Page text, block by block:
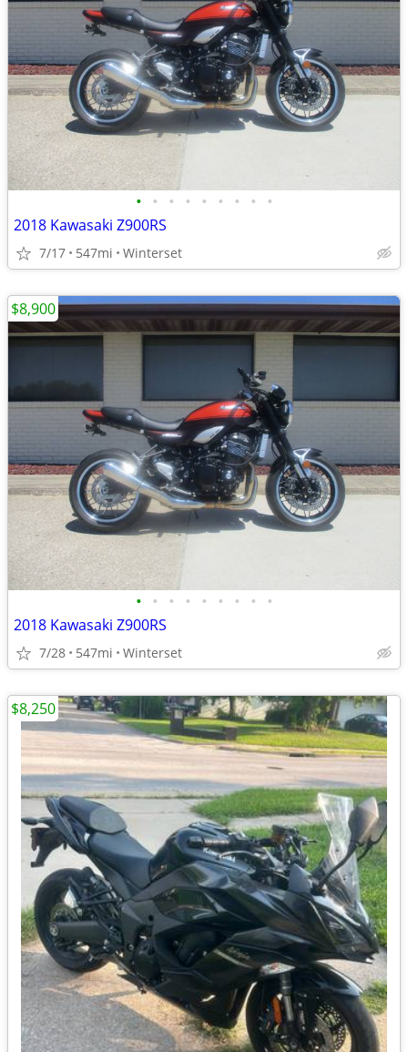
• • • • • • • • •
2018 Kawasaki Z900RS
7/17 547mi Winterset
• • • • • • • • •
2018 Kawasaki Z900RS
7/28 547mi Winterset
$8,900
$8,250